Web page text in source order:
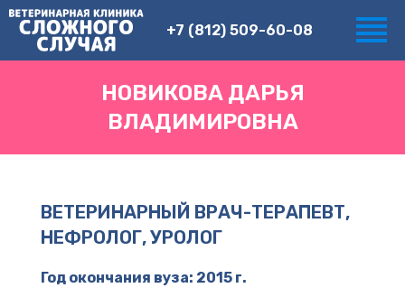
+7 (812) 509-60-08
НОВИКОВА ДАРЬЯ
ВЛАДИМИРОВНА
ВЕТЕРИНАРНЫЙ ВРАЧ-ТЕРАПЕВТ,
НЕФРОЛОГ, УРОЛОГ
Год окончания вуза: 2015 г.